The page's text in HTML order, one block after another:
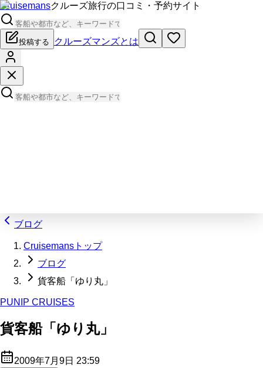
Cruisemansクルーズ旅行の口コミ・予約サイト
投稿する クルーズマンズとは
ブログ
Cruisemansトップ
ブログ
貨客船「ゆり丸」
PUNIP CRUISES
貨客船「ゆり丸」
2009年7月9日 23:59